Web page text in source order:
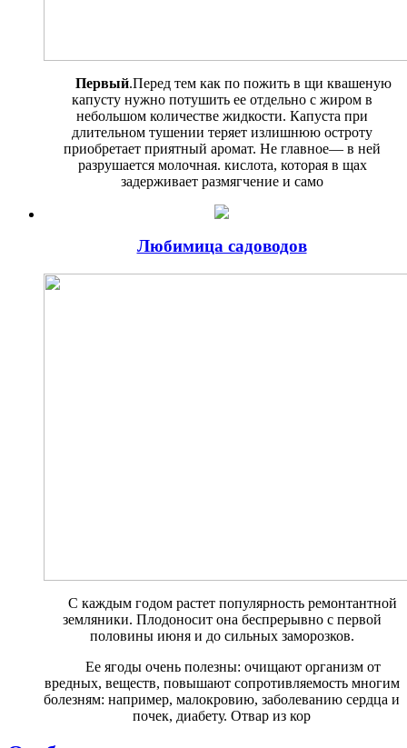
Первый.Перед тем как по пожить в щи квашеную
капусту нужно потушить ее отдельно с жи­ром в
небольшом количестве жид­кости. Капуста при
длительном тушении теряет излишнюю остроту
приобретает приятный аромат. Не главное— в ней
разрушается молочная. кислота, которая в щах
задерживает размягчение и само
Любимица садоводов
С каждым годом растет попу­лярность ремонтантной
зе­мляники. Плодоносит она беспрерывно с первой
половины июня и до сильных заморозков.
Ее ягоды очень полезны: очища­ют организм от
вредных, веществ, повышают сопротивляемость мно­гим
болезням: например, малокро­вию, заболеванию сердца и
почек, диабету. Отвар из кор